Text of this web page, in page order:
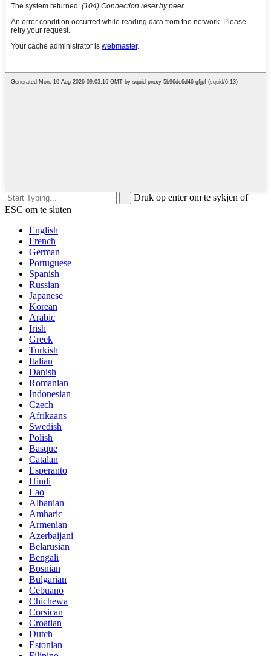
Druk op enter om te sykjen of
ESC om te sluten
English
French
German
Portuguese
Spanish
Russian
Japanese
Korean
Arabic
Irish
Greek
Turkish
Italian
Danish
Romanian
Indonesian
Czech
Afrikaans
Swedish
Polish
Basque
Catalan
Esperanto
Hindi
Lao
Albanian
Amharic
Armenian
Azerbaijani
Belarusian
Bengali
Bosnian
Bulgarian
Cebuano
Chichewa
Corsican
Croatian
Dutch
Estonian